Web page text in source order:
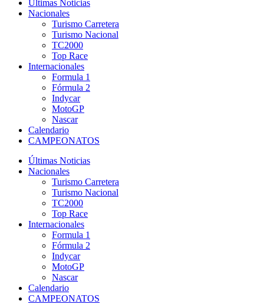
Últimas Noticias
Nacionales
Turismo Carretera
Turismo Nacional
TC2000
Top Race
Internacionales
Formula 1
Fórmula 2
Indycar
MotoGP
Nascar
Calendario
CAMPEONATOS
Últimas Noticias
Nacionales
Turismo Carretera
Turismo Nacional
TC2000
Top Race
Internacionales
Formula 1
Fórmula 2
Indycar
MotoGP
Nascar
Calendario
CAMPEONATOS